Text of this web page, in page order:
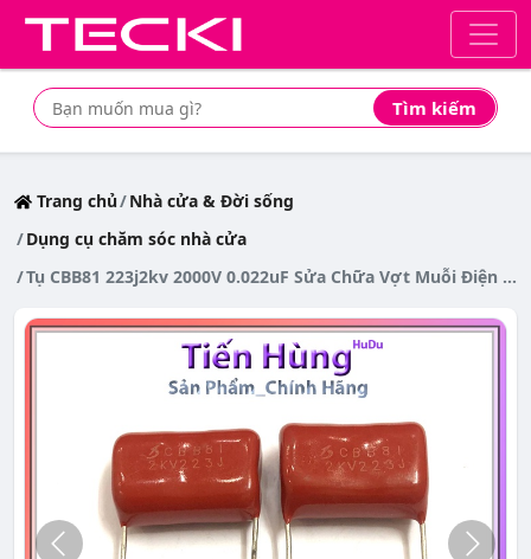
Tìm kiếm
Tìm mua sản phẩm giá rẻ nhất
Trang chủ Nhà cửa & Đời sống
Dụng cụ chăm sóc nhà cửa
Tụ CBB81 223j2kv 2000V 0.022uF Sửa Chữa Vợt Muỗi Điện tụ đỏ cao áp